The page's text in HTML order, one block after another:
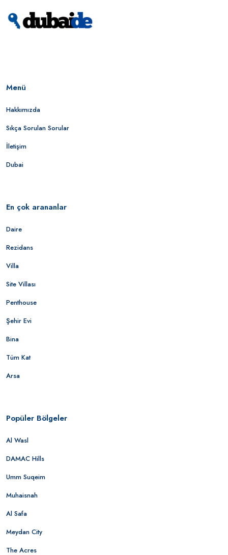
Menü
Hakkımızda
Sıkça Sorulan Sorular
İletişim
Dubai
En çok arananlar
Daire
Rezidans
Villa
Site Villası
Penthouse
Şehir Evi
Bina
Tüm Kat
Arsa
Popüler Bölgeler
Al Wasl
DAMAC Hills
Umm Suqeim
Muhaisnah
Al Safa
Meydan City
The Acres